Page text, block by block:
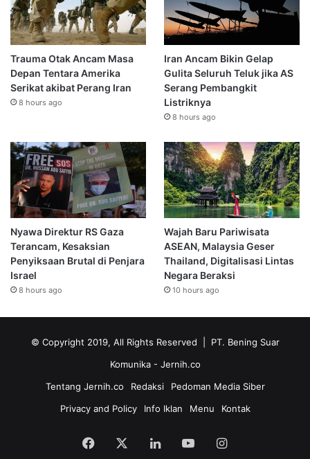
Trauma Otak Ancam Masa
Depan Tentara Amerika
Serikat akibat Perang Iran
8 hours ago
Iran Ancam Bikin Gelap
Gulita Seluruh Teluk jika AS
Serang Pembangkit
Listriknya
8 hours ago
Nyawa Direktur RS Gaza
Terancam, Kesaksian
Penyiksaan Brutal di Penjara
Israel
8 hours ago
Wajah Baru Pariwisata
ASEAN, Malaysia Geser
Thailand, Digitalisasi Lintas
Negara Beraksi
10 hours ago
© Copyright 2019, All Rights Reserved | PT. Bening Suar
Komunika - Jernih.co
Tentang Jernih.co
Redaksi
Pedoman Media Siber
Privacy and Policy
Info Iklan Menu Kontak
Facebook LinkedInYouTubeInstagram